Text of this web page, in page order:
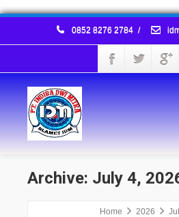
0852 8276 2784 /
Archive: July 4,
Home 2026